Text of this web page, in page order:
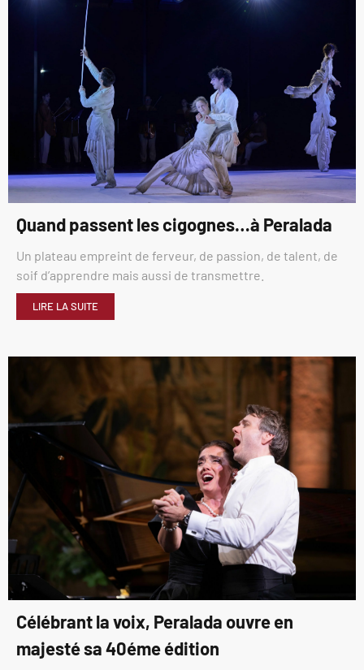
Quand passent les cigognes…à Peralada
Un plateau empreint de ferveur, de passion, de talent, de
soif d’apprendre mais aussi de transmettre.
LIRE LA SUITE
Célébrant la voix, Peralada ouvre en
majesté sa 40éme édition